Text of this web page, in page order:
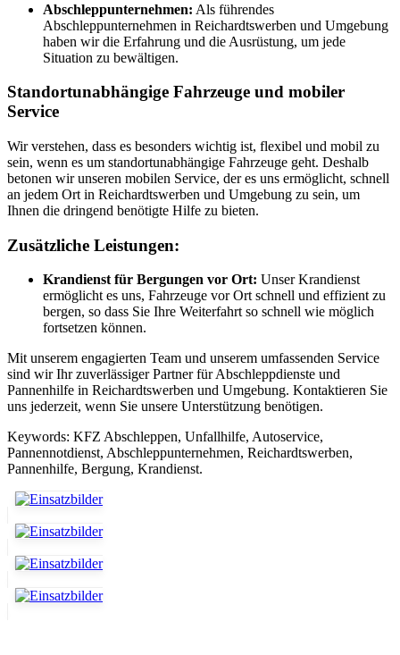
Abschleppunternehmen: Als führendes
Abschleppunternehmen in Reichardtswerben und Umgebung
haben wir die Erfahrung und die Ausrüstung, um jede
Situation zu bewältigen.
Standortunabhängige Fahrzeuge und mobiler
Service
Wir verstehen, dass es besonders wichtig ist, flexibel und mobil zu
sein, wenn es um standortunabhängige Fahrzeuge geht. Deshalb
betonen wir unseren mobilen Service, der es uns ermöglicht, schnell
an jedem Ort in Reichardtswerben und Umgebung zu sein, um
Ihnen die dringend benötigte Hilfe zu bieten.
Zusätzliche Leistungen:
Krandienst für Bergungen vor Ort: Unser Krandienst
ermöglicht es uns, Fahrzeuge vor Ort schnell und effizient zu
bergen, so dass Sie Ihre Weiterfahrt so schnell wie möglich
fortsetzen können.
Mit unserem engagierten Team und unserem umfassenden Service
sind wir Ihr zuverlässiger Partner für Abschleppdienste und
Pannenhilfe in Reichardtswerben und Umgebung. Kontaktieren Sie
uns jederzeit, wenn Sie unsere Unterstützung benötigen.
Keywords: KFZ Abschleppen, Unfallhilfe, Autoservice,
Pannennotdienst, Abschleppunternehmen, Reichardtswerben,
Pannenhilfe, Bergung, Krandienst.